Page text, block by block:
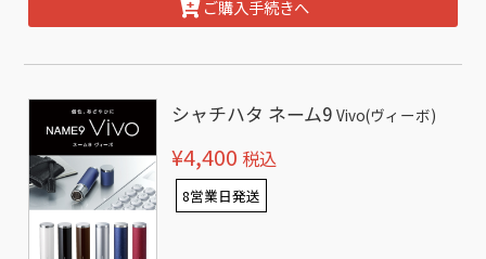
ご購入手続きへ
シャチハタ ネーム9Vivo(ヴィーボ)
¥4,400 税込
8営業日発送